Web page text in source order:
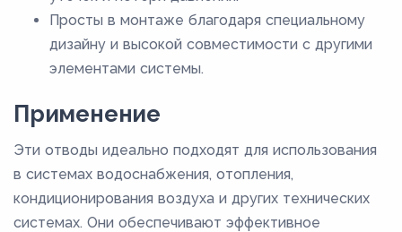
Просты в монтаже благодаря специальному
дизайну и высокой совместимости с другими
элементами системы.
Применение
Эти отводы идеально подходят для использования
в системах водоснабжения, отопления,
кондиционирования воздуха и других технических
системах. Они обеспечивают эффективное